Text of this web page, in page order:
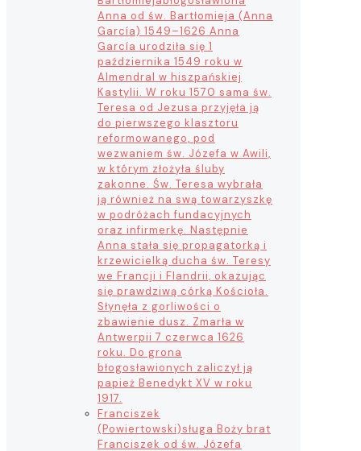
Anna od św. Bartłomieja (Anna
García) 1549–1626 Anna
García urodziła się 1
października 1549 roku w
Almendral w hiszpańskiej
Kastylii. W roku 1570 sama św.
Teresa od Jezusa przyjęła ją
do pierwszego klasztoru
reformowanego, pod
wezwaniem św. Józefa w Awili,
w którym złożyła śluby
zakonne. Św. Teresa wybrała
ją również na swą towarzyszkę
w podróżach fundacyjnych
oraz infirmerkę. Następnie
Anna stała się propagatorką i
krzewicielką ducha św. Teresy
we Francji i Flandrii, okazując
się prawdziwą córką Kościoła.
Słynęła z gorliwości o
zbawienie dusz. Zmarła w
Antwerpii 7 czerwca 1626
roku. Do grona
błogosławionych zaliczył ją
papież Benedykt XV w roku
1917.
Franciszek
(Powiertowski)sługa Boży brat
Franciszek od św. Józefa